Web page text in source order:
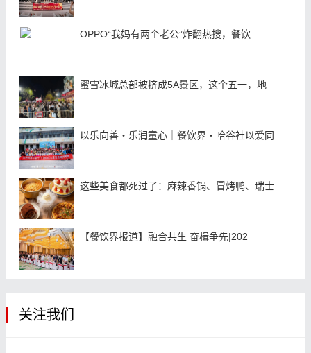
OPPO“我妈有两个老公”炸翻热搜，餐饮
蜜雪冰城总部被挤成5A景区，这个五一，地
以乐向善・乐润童心｜餐饮界・哈谷社以爱同
这些美食都死过了：麻辣香锅、冒烤鸭、瑞士
【餐饮界报道】融合共生 奋楫争先|202
关注我们